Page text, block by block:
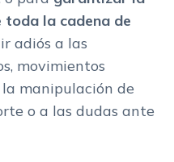
la cadena de
adiós a las
movimientos
manipulación de
o a las dudas ante